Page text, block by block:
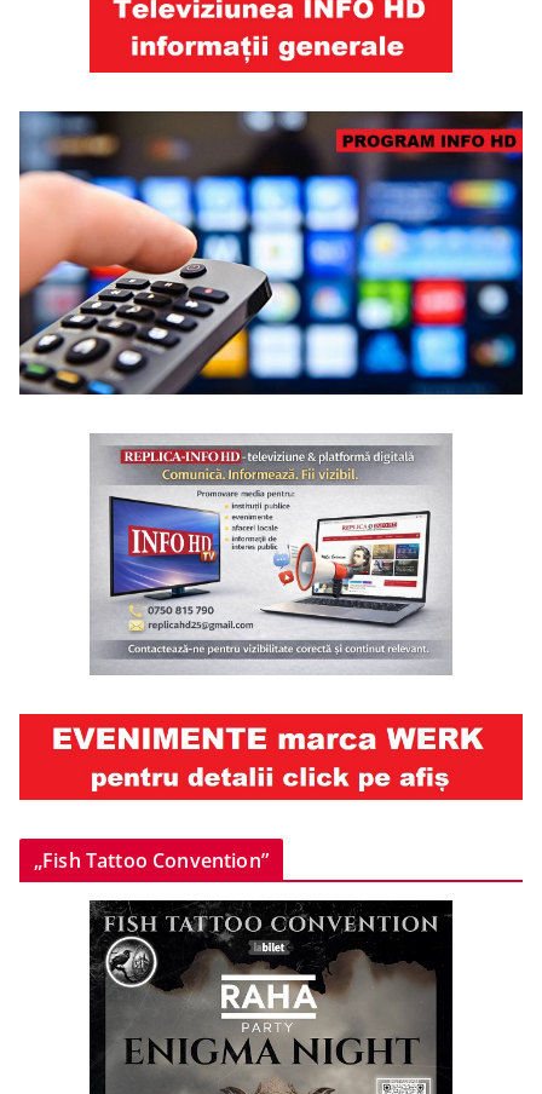
„Fish Tattoo Convention”